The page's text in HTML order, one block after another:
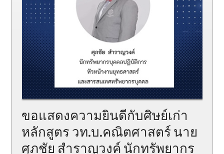
ขอแสดงความยินดีกับศิษย์เก่า
หลักสูตร วท.บ.คณิตศาสตร์ นาย
ศุภชัย สำราญวงค์ นักทรัพยากร